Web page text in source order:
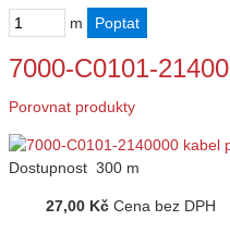
m
7000-C0101-
Porovnat produkty
Dostupnost 300 m
27,00 Kč Cena bez DPH